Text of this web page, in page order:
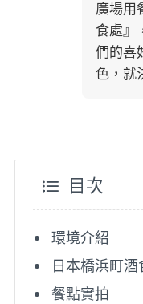
廣場用
食處』
們的喜
色，就
目次
環境介紹
日本橋浜町酒
餐點實拍